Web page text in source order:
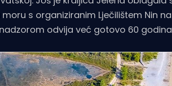
s organiziranim Lječilištem Nin
odvija već gotovo 60